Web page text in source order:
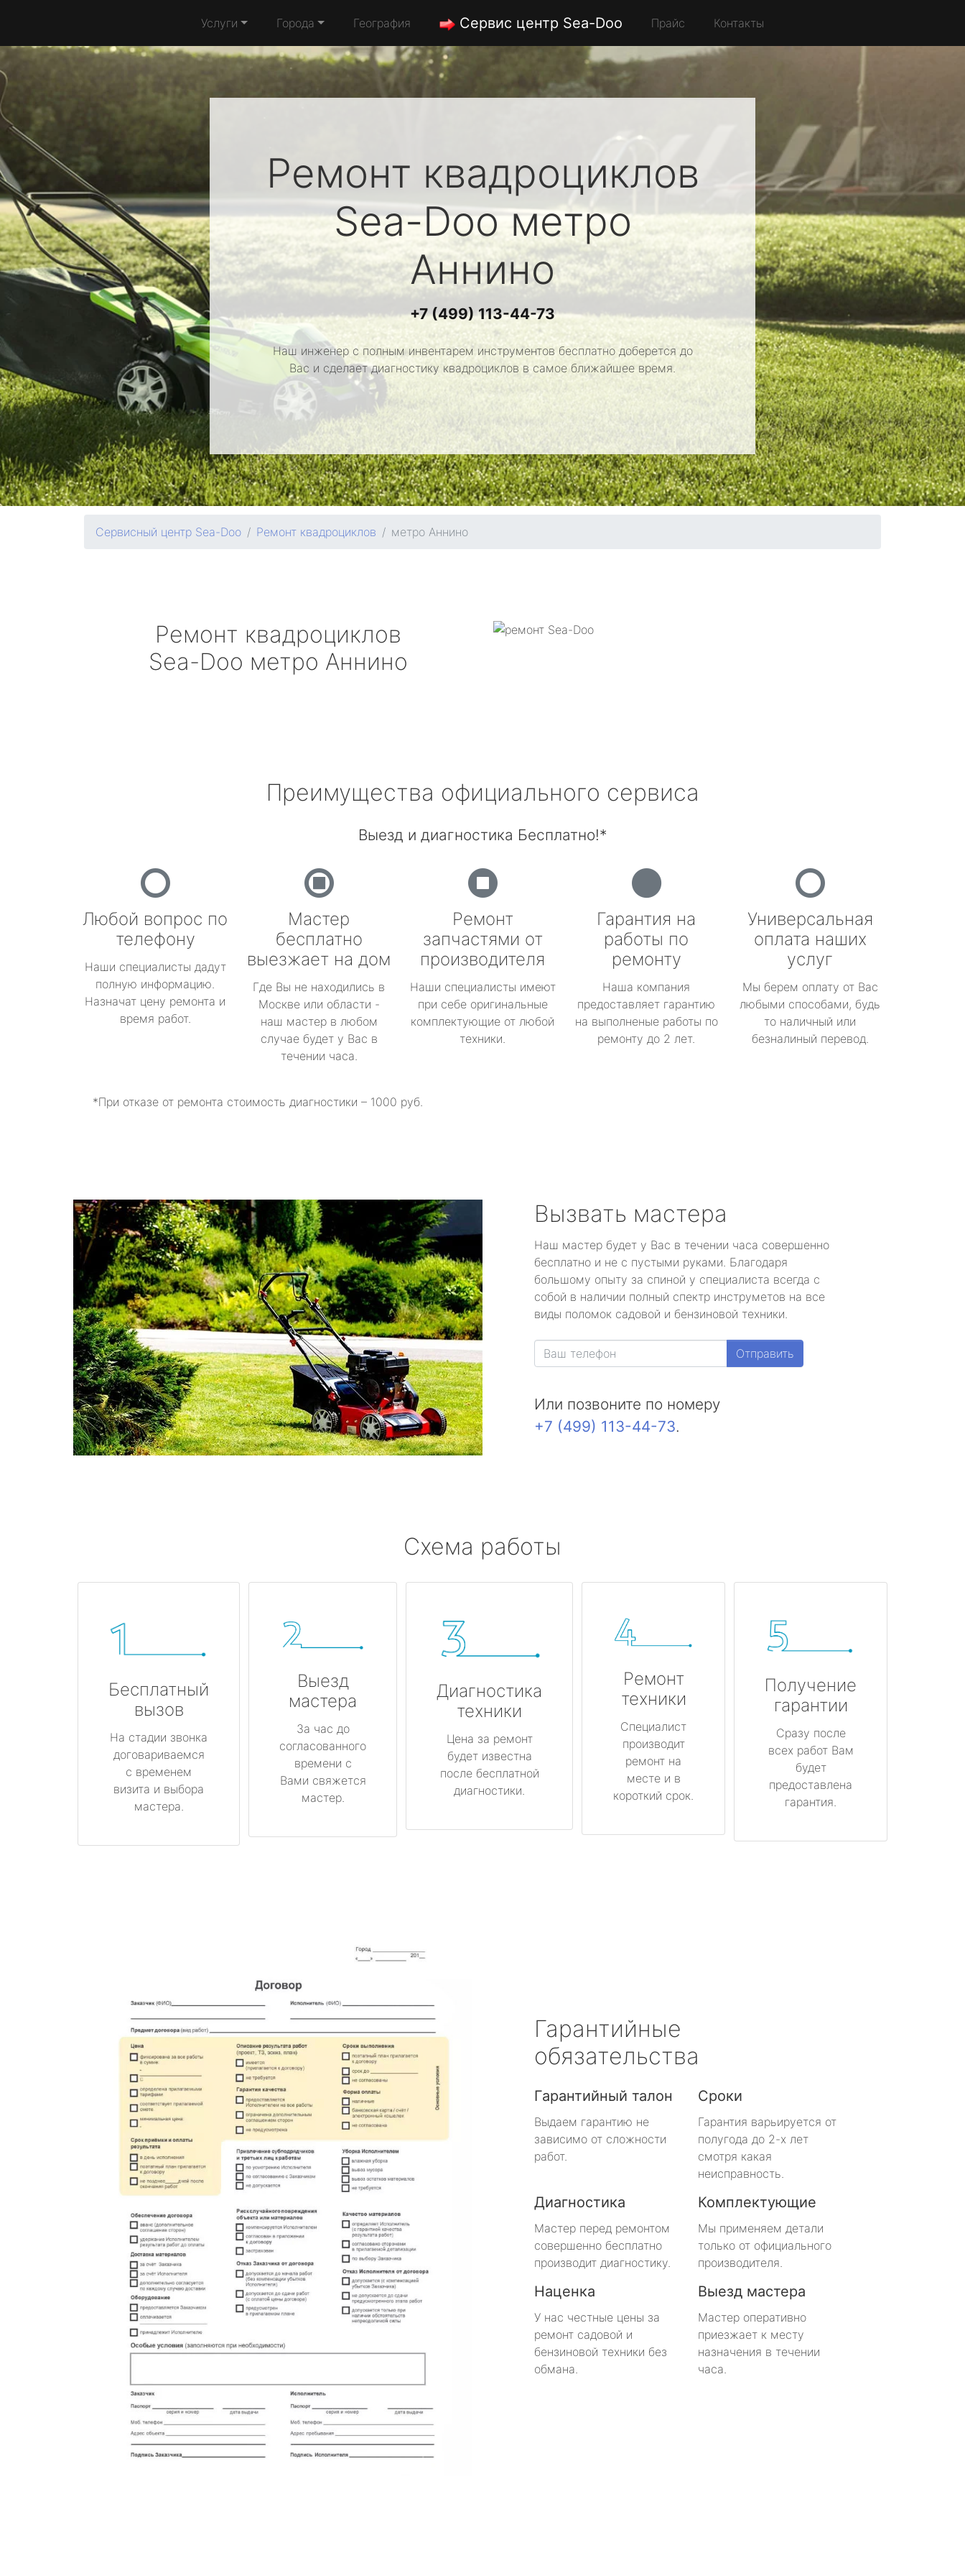
Услуги Города География Сервис центр Sea-Doo Прайс Контакты
Ремонт квадроциклов
Sea-Dooметро
Аннино
+7 (499) 113-44-73
Наш инженер с полным инвентарем инструментов бесплатно доберется до
Вас и сделает диагностику квадроциклов в самое ближайшее время.
Сервисный центр Sea-Doo Ремонт квадроциклов метро Аннино
Ремонт квадроциклов
Sea-Doo метро Аннино
Преимущества официального сервиса
Выезд и диагностика Бесплатно!*
Любой вопрос по
телефону
Наши специалисты дадут
полную информацию.
Назначат цену ремонта и
время работ.
Мастер
бесплатно
выезжает на дом
Где Вы не находились в
Москве или области -
наш мастер в любом
случае будет у Вас в
течении часа.
Ремонт
запчастями от
производителя
Наши специалисты имеют
при себе оригинальные
комплектующие от любой
техники.
Гарантия на
работы по
ремонту
Наша компания
предоставляет гарантию
на выполненые работы по
ремонту до 2 лет.
Универсальная
оплата наших
услуг
Мы берем оплату от Вас
любыми способами, будь
то наличный или
безналиный перевод.
*При отказе от ремонта стоимость диагностики – 1000 руб.
Вызвать мастера
Наш мастер будет у Вас в течении часа совершенно
бесплатно и не с пустыми руками. Благодаря
большому опыту за спиной у специалиста всегда с
собой в наличии полный спектр инструметов на все
виды поломок садовой и бензиновой техники.
Отправить
Или позвоните по номеру
+7 (499) 113-44-73.
Схема работы
Бесплатный
вызов
На стадии звонка
договариваемся
с временем
визита и выбора
мастера.
Выезд
мастера
За час до
согласованного
времени с
Вами свяжется
мастер.
Диагностика
техники
Цена за ремонт
будет известна
после бесплатной
диагностики.
Ремонт
техники
Специалист
производит
ремонт на
месте и в
короткий срок.
Получение
гарантии
Сразу после
всех работ Вам
будет
предоставлена
гарантия.
Гарантийные
обязательства
Гарантийный талон
Выдаем гарантию не
зависимо от сложности
работ.
Сроки
Гарантия варьируется от
полугода до 2-х лет
смотря какая
неисправность.
Диагностика
Мастер перед ремонтом
совершенно бесплатно
производит диагностику.
Комплектующие
Мы применяем детали
только от официального
производителя.
Наценка
У нас честные цены за
ремонт садовой и
бензиновой техники без
обмана.
Выезд мастера
Мастер оперативно
приезжает к месту
назначения в течении
часа.